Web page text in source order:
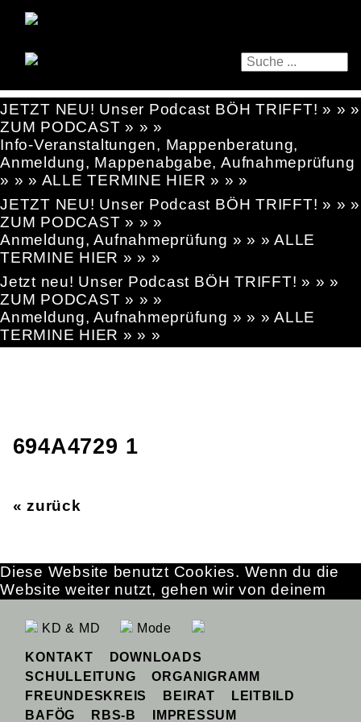
JETZT NEU! Unser Podcast BÖH TRIFFT! » » »
ZUM PODCAST » » »
Info-Veranstaltungen, Mappenberatung,
Anmeldung, Mappenabgabe, Aufnahmeprüfung
» » » ALLE TERMINE HIER » » »
JETZT NEU! Unser Podcast BÖH TRIFFT! » » »
ZUM PODCAST » » »
Anmeldung, Aufnahmeprüfung » » » ALLE
TERMINE HIER » » »
Jetzt neu! Unser Podcast BÖH TRIFFT! » » »
ZUM PODCAST » » »
Anmeldung, Aufnahmeprüfung » » » ALLE
TERMINE HIER » » »
694A4729 1
« zurück
KD & MD Mode
KONTAKT
DOWNLOADS
SCHULLEITUNG
ORGANIGRAMM
FREUNDESKREIS
BEIRAT
LEITBILD
BAFÖG
RBS-B IMPRESSUM
Diese Website benutzt Cookies. Wenn du die
Website weiter nutzt, gehen wir von deinem